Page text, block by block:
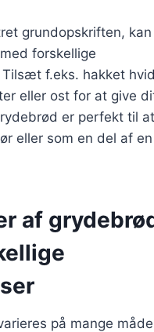
grundopskriften,
forskellige
Tilsæt f.eks. hakket
eller ost for at give
er perfekt til at
eller som en del af
af
på mange